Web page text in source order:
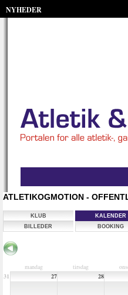
NYHEDER
ATLETIKOGMOTION -
KLUB KALENDER
BILLEDER
BOOKING
mandag tirsdag
31
27 28